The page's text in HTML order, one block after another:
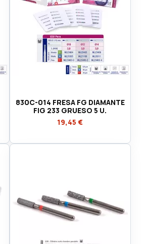
830C-014 FRESA FG DIAMANTE
FIG 233 GRUESO 5 U.
19,45 €